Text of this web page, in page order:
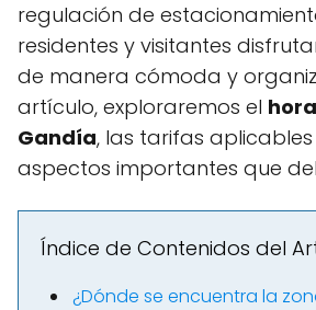
regulación de
residentes y visitantes
de manera cómoda y
artículo, exploraremos el
Gandía, las tarifas
aspectos importantes que
Índice de Contenidos del
¿Dónde se encuentra la